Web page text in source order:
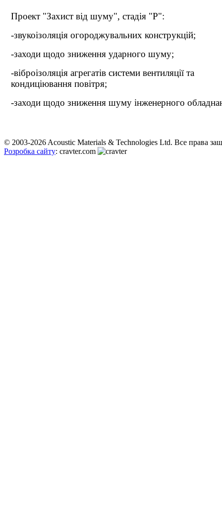
Проект "Захист від шуму", стадія "Р":
-звукоізоляція огороджувальних конструкцій;
-заходи щодо зниження ударного шуму;
-віброізоляція агрегатів системи вентиляції та
кондиціювання повітря;
-заходи щодо зниження шуму інженерного
© 2003-2026 Acoustic Materials & Technologies Ltd. Все права
Розробка сайту: cravter.com